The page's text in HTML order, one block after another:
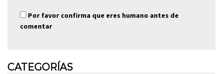
Por favor confirma que eres humano antes de
comentar
CATEGORÍAS